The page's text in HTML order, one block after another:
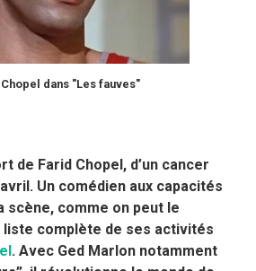
dans "Les fauves"
de Farid Chopel, d’un cancer
Un comédien aux capacités
scène, comme on peut le
complète de ses activités
. Avec Ged Marlon notamment